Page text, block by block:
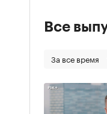
Все
За все время